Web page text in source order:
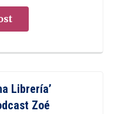
Librería’
Zoé